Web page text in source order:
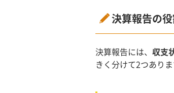
決算報告の役
決算報告には、 収支
きく分けて2つありま